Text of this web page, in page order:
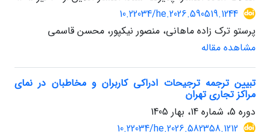
10.22034/he.2026.590519.1244
پرستو ترک زاده ماهانی، منصور نیکپور، محسن قاسمی
مشاهده مقاله
تبیین ترجمه ترجیحات ادراکی کاربران و مخاطبان در نمای
مراکز تجاری تهران
دوره 5، شماره 14، بهار 1405
10.22034/he.2026.582358.1212